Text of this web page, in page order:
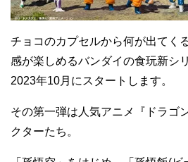
チョコのカプセルから何が出てく
感が楽しめるバンダイの食玩新シ
2023年10月にスタートします。
その第一弾は人気アニメ『ドラゴ
クターたち。